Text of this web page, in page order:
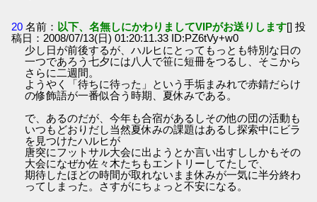
20 名前： 以下、名無しにかわりましてVIPがお送りします[] 投
稿日：2008/07/13(日) 01:20:11.33 ID:PZ6tVy+w0
少し日が前後するが、ハルヒにとってもっとも特別な日の
一つであろう七夕には八人で笹に短冊をつるし、そこから
さらに二週間。
ようやく「待ちに待った」という手垢まみれで赤錆だらけ
の修飾語が一番似合う時期、夏休みである。
で、あるのだが、今年も合宿があるしその他の団の活動も
いつもどおりだし当然夏休みの課題はあるし探索中にビラ
を見つけたハルヒが
唐突にフットサル大会に出ようとか言い出すししかもその
大会になぜか佐々木たちもエントリーしてたしで、
期待したほどの時間が取れないまま休みが一気に半分終わ
ってしまった。さすがにちょっと不安になる。